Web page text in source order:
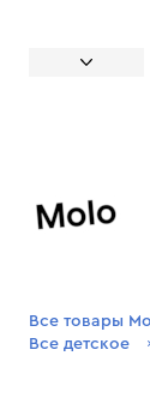
Все товары
Все детское